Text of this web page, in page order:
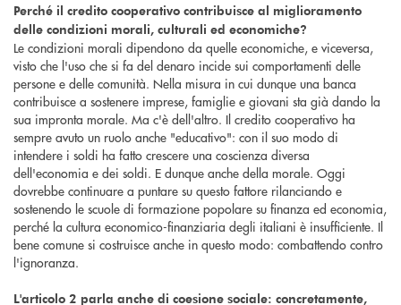
Perché il credito cooperativo contribuisce al miglioramento
delle condizioni morali, culturali ed economiche?
Le condizioni morali dipendono da quelle economiche, e viceversa,
visto che l'uso che si fa del denaro incide sui comportamenti delle
persone e delle comunità. Nella misura in cui dunque una banca
contribuisce a sostenere imprese, famiglie e giovani sta già dando la
sua impronta morale. Ma c'è dell'altro. Il credito cooperativo ha
sempre avuto un ruolo anche "educativo": con il suo modo di
intendere i soldi ha fatto crescere una coscienza diversa
dell'economia e dei soldi. E dunque anche della morale. Oggi
dovrebbe continuare a puntare su questo fattore rilanciando e
sostenendo le scuole di formazione popolare su finanza ed economia,
perché la cultura economico-finanziaria degli italiani è insufficiente. Il
bene comune si costruisce anche in questo modo: combattendo contro
l'ignoranza.
L'articolo 2 parla anche di coesione sociale: concretamente,